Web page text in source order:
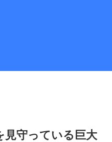
見守っている巨大